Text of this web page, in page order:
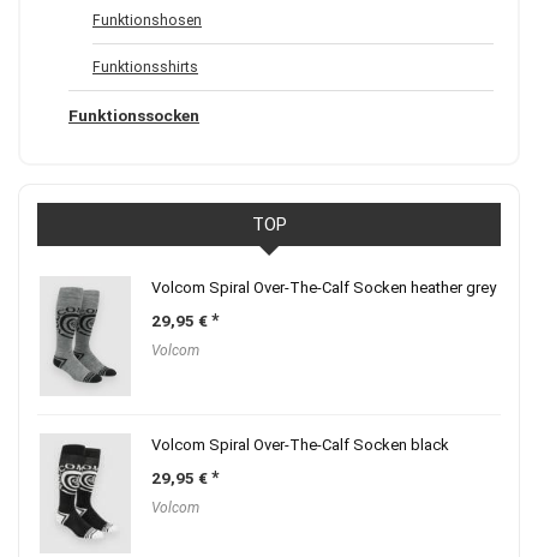
Funktionshosen
Funktionsshirts
Funktionssocken
TOP
Volcom Spiral Over-The-Calf Socken heather grey
29,95 €
Volcom
Volcom Spiral Over-The-Calf Socken black
29,95 €
Volcom